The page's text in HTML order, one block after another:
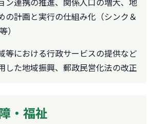
の計画と実行の仕組み化（シンク＆
）
等における行政サービスの提供など
した地域振興、郵政民営化法の改正
・福祉